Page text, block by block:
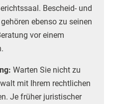
Bescheid- und
ebenso zu seinen
vor einem
Warten Sie nicht zu
mit Ihrem rechtlichen
Je früher juristischer